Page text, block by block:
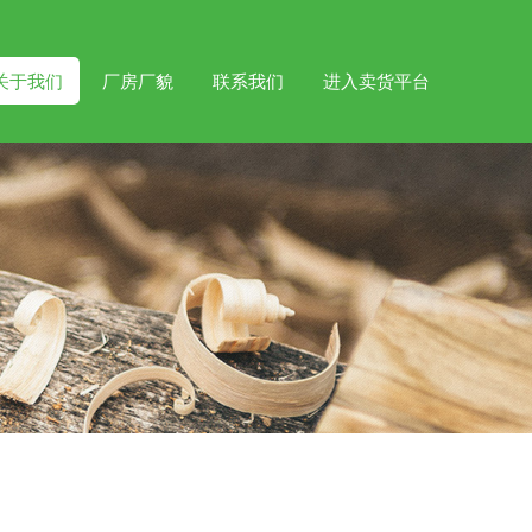
于我们 厂房厂貌 联系我们 进入卖货平台